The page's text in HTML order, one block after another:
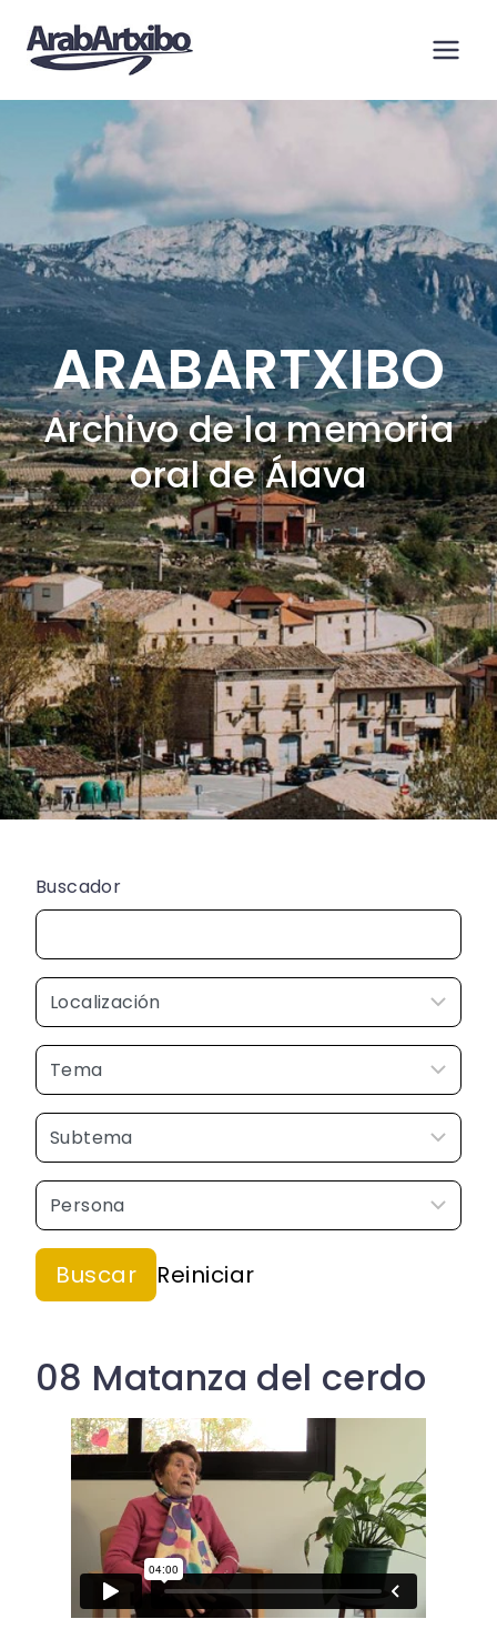
contenido
ARABARTXIBO
Archivo de la memoria
oral de Álava
Buscador
08 Matanza del cerdo